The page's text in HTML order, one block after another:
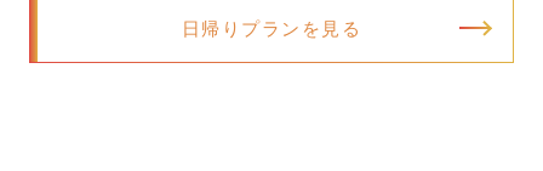
日帰りプランを見る